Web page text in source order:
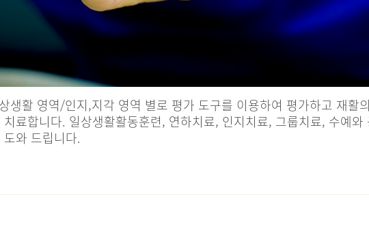
생활 영역/인지,지각 영역 별로 평가 도구를 이용하여 평가하고 재활
료합니다. 일상생활활동훈련, 연하치료, 인지치료, 그룹치료, 수예
와 드립니다.